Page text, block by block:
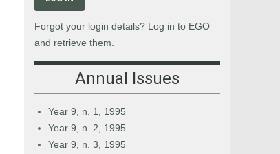
Forgot your login details? Log in to EGO
and retrieve them.
Annual Issues
Year 9, n. 1, 1995
Year 9, n. 2, 1995
Year 9, n. 3, 1995